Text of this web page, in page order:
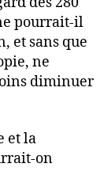
pourrait-il
et sans que
ne
diminuer
et la
on